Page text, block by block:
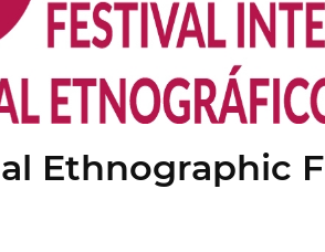
Ethnographic